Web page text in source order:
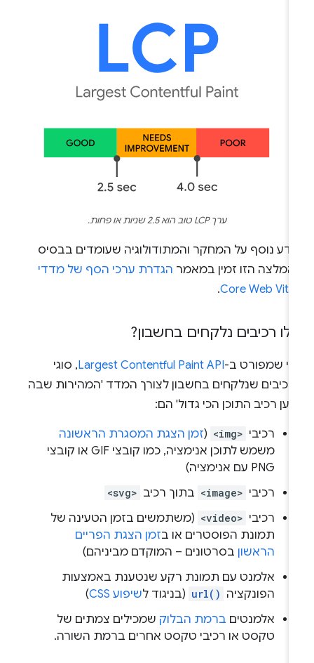
ערך LCP טוב הוא 2.5 שניות או פחות.
נוסף על המחקר והמתודולוגיה שעומדים בבסיס
הזו זמין במאמרהגדרת ערכי הסף של מדדי
Core Web
.
רכיבים נלקחים בחשבון?
שמפורט ב-Largest Contentful Paint API, סוגי
שנלקחים בחשבון לצורך המדד 'המהירות שבה
רכיב התוכן הכי גדול' הם:
רכיבי <img>
(זמן הצגת המסגרת הראשונה
משמש לתוכן אנימציה, כמו קובצי GIF או קובצי
PNG עם אנימציה)
רכיבי <image> בתוך רכיב <svg>
רכיבי <video> (משתמשים בזמן הטעינה של
תמונת הפוסטרים או בזמן הצגת הפריים
הראשוןבסרטונים – המוקדם מביניהם)
אלמנט עם תמונת רקע שנטענת באמצעות
הפונקציה url() (בניגוד לשיפוע CSS
)
אלמנטיםברמת הבלוקשמכילים צמתים של
טקסט או רכיבי טקסט אחרים ברמת השורה.